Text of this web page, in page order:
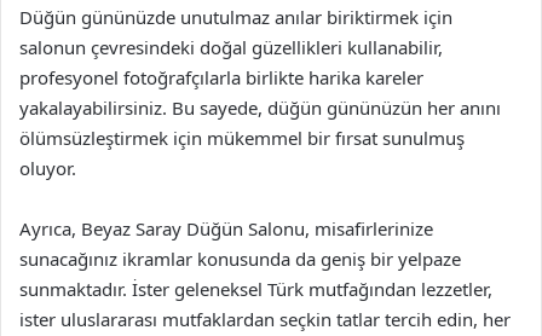
Düğün gününüzde unutulmaz anılar biriktirmek için
salonun çevresindeki doğal güzellikleri kullanabilir,
profesyonel fotoğrafçılarla birlikte harika kareler
yakalayabilirsiniz. Bu sayede, düğün gününüzün her anını
ölümsüzleştirmek için mükemmel bir fırsat sunulmuş
oluyor.
Ayrıca, Beyaz Saray Düğün Salonu, misafirlerinize
sunacağınız ikramlar konusunda da geniş bir yelpaze
sunmaktadır. İster geleneksel Türk mutfağından lezzetler,
ister uluslararası mutfaklardan seçkin tatlar tercih edin, her